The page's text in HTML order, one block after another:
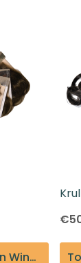
Toevoegen Aan Winkelmandje